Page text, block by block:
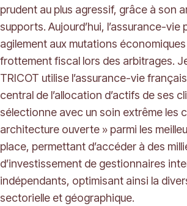
prudent au plus agressif, grâce à son
supports. Aujourd’hui, l’assurance-vie
agilement aux mutations
frottement fiscal lors des arbitrages.
TRICOT utilise l’assurance-vie
central de l’allocation d’actifs de ses
sélectionne avec un soin extrême les
architecture ouverte » parmi les
place, permettant d’accéder à des
d’investissement de gestionnaires
indépendants, optimisant ainsi la
sectorielle et géographique.